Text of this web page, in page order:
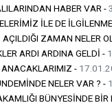
HABER VAR -
İLE DE
AÇILDIĞI ZAMAN NELER
ARDI ARDINA GELDİ -
-
NELER VAR ? -
BÜNYESİNDE BİR